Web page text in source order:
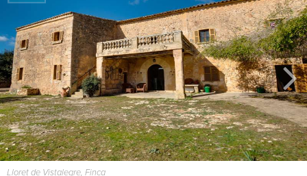
Lloret de Vistalegre, Finca
Next